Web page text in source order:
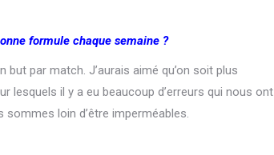
formule chaque semaine ?
par match. J’aurais aimé qu’on soit plus
lesquels il y a eu beaucoup d’erreurs qui nous ont
loin d’être imperméables.